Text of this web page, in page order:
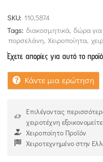
SKU: 110,5874
Tags: διακοσμητικά, δώρα
πορσελάνη, Χειροποίητα,
Έχετε απορίες για αυτό το
Κάντε μια ερώτηση
Επιλέγοντας
χειροτέχνη
Χειροποίητο Προϊόν
Χειροτεχνημένο στην